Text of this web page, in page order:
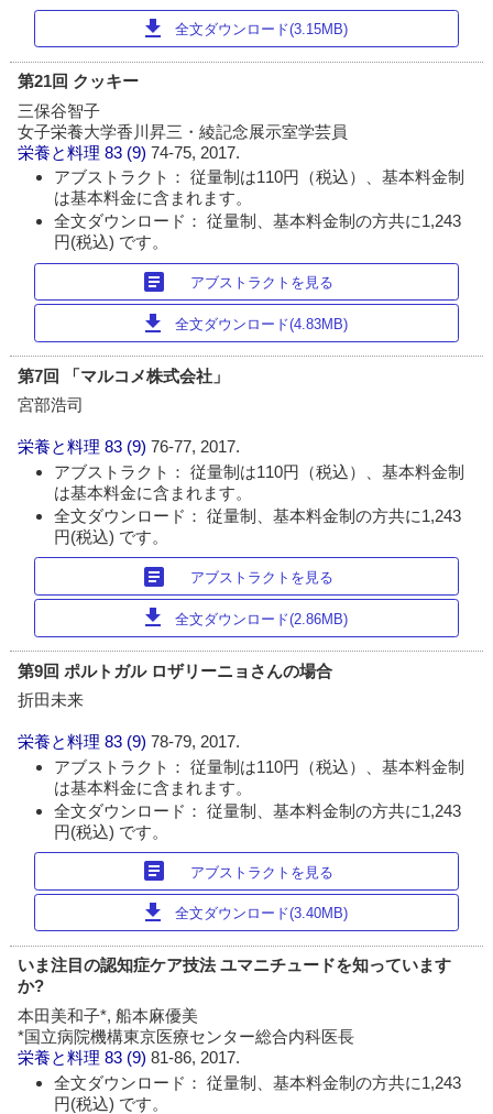
download 全文ダウンロード(3.15MB)
第21回 クッキー
三保谷智子
女子栄養大学香川昇三・綾記念展示室学芸員
栄養と料理 83 (9)74-75, 2017.
アブストラクト： 従量制は110円（税込）、基本料金制
は基本料金に含まれます。
全文ダウンロード： 従量制、基本料金制の方共に1,243
円(税込) です。
article アブストラクトを見る
download 全文ダウンロード(4.83MB)
第7回 「マルコメ株式会社」
宮部浩司
栄養と料理 83 (9)76-77, 2017.
アブストラクト： 従量制は110円（税込）、基本料金制
は基本料金に含まれます。
全文ダウンロード： 従量制、基本料金制の方共に1,243
円(税込) です。
article アブストラクトを見る
download 全文ダウンロード(2.86MB)
第9回 ポルトガル ロザリーニョさんの場合
折田未来
栄養と料理 83 (9)78-79, 2017.
アブストラクト： 従量制は110円（税込）、基本料金制
は基本料金に含まれます。
全文ダウンロード： 従量制、基本料金制の方共に1,243
円(税込) です。
article アブストラクトを見る
download 全文ダウンロード(3.40MB)
いま注目の認知症ケア技法 ユマニチュードを知っています
か?
本田美和子*, 船本麻優美
*国立病院機構東京医療センター総合内科医長
栄養と料理 83 (9)81-86, 2017.
全文ダウンロード： 従量制、基本料金制の方共に1,243
円(税込) です。